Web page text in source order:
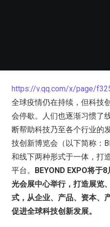
https://v.qq.com/x/page/
全球疫情仍在持续，但科技
会停歇。人们也逐渐习惯了
断帮助科技乃至各个行业的
技创新博览会（以下简称：
和线下两种形式于一体，打
平台。 BEYOND EXPO将于
光会展中心举行，打造展览
式，从企业、产品、资本、
促进全球科技创新发展。